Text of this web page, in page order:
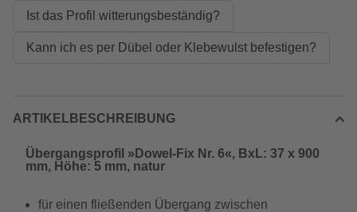
Ist das Profil witterungsbeständig?
Kann ich es per Dübel oder Klebewulst befestigen?
ARTIKELBESCHREIBUNG
Übergangsprofil »Dowel-Fix Nr. 6«, BxL: 37 x 900
mm, Höhe: 5 mm, natur
für einen fließenden Übergang zwischen